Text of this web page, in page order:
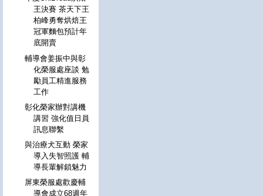
王決賽 茶天下王
柏峰勇奪烘焙王
冠軍麵包預計年
底開賣
輔導會姜振中與彰
化榮服處座談 勉
勵員工精進服務
工作
彰化榮家辦對講機
講習 強化值日員
訊息聯繫
與治療犬互動 榮家
導入失智照護 輔
導長輩解鎖魅力
屏東榮服處歡慶輔
導會成立68週年